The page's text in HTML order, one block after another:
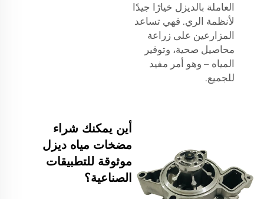
العاملة بالديزل خيارًا جيدًا
لأنظمة الري. فهي تساعد
المزارعين على زراعة
محاصيل صحية، وتوفير
المياه – وهو أمر مفيد
للجميع.
أين يمكنك شراء
مضخات مياه ديزل
موثوقة للتطبيقات
الصناعية؟